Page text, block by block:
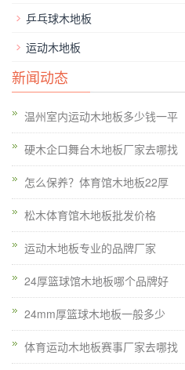
不管是运用哪种画法，在日常中
地板场馆进行定时的保养，这样
并且能大大延伸篮球场所板的运
电话，pvc运动地板表面经过特
光和反光刺眼，能保护运动员的
冲层，使其更具有减震性和反弹
冲击力，脚感舒适，更好地避免
发挥。实木运动地板应该算是比
乒乓球木地板
运动木地板
新闻动态
温州室内运动木地板多少钱一平
硬木企口舞台木地板厂家去哪找
怎么保养？体育馆木地板22厚
松木体育馆木地板批发价格
运动木地板专业的品牌厂家
24厚篮球馆木地板哪个品牌好
24mm厚篮球木地板一般多少
体育运动木地板赛事厂家去哪找